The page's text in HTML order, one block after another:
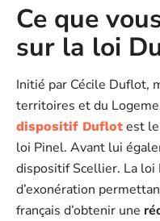
Ce que
sur la loi
Initié par Cécile Duflot,
territoires et du
dispositif Duflot est
loi Pinel. Avant lui
dispositif Scellier. La
d’exonération
français d’obtenir une